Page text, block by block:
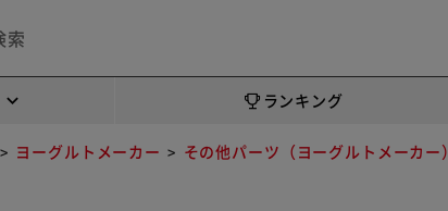
ランキング
ヨーグルトメーカー その他パーツ（ヨーグルトメーカー）